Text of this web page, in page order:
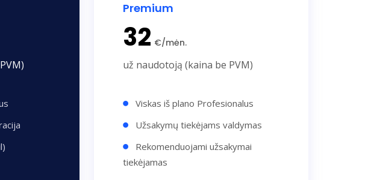
Premium
32 €/mėn.
už naudotoją (kaina be PVM)
Viskas iš plano Profesionalus
Užsakymų tiekėjams valdymas
Rekomenduojami užsakymai
tiekėjamas